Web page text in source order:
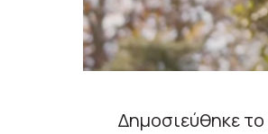
Δημοσιεύθηκε το